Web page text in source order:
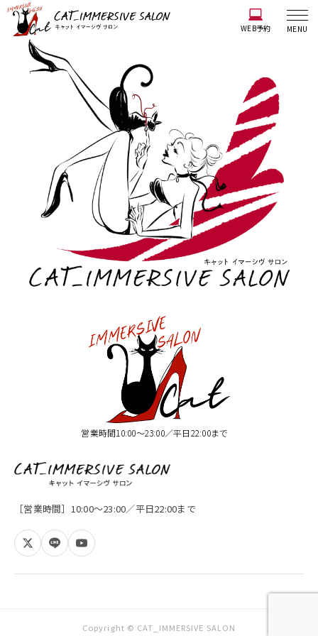
WEB予約 MENU
営業時間10:00〜23:00／平日22:00まで
［営業時間］10:00〜23:00／平日22:00まで
Copyright © CAT_IMMERSIVE SALON